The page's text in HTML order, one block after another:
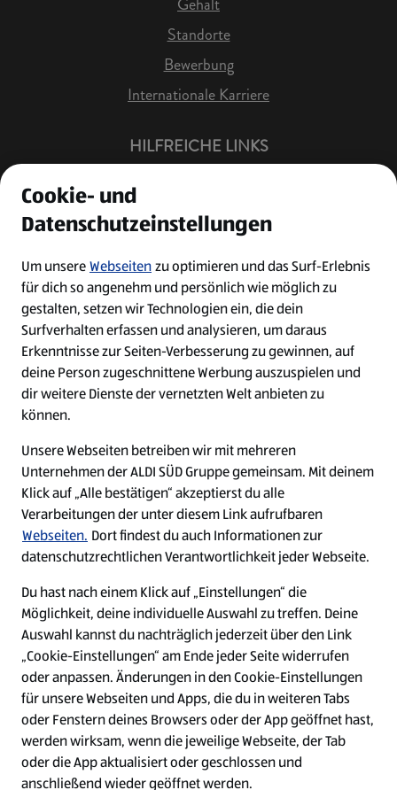
Standorte
Bewerbung
Internationale Karriere
HILFREICHE LINKS
Job Benachrichtigung
Bewerberkonto
Leichte Sprache
Kontakt
W
i
r
d
a
u
f
W
i
r
d
a
u
f
W
i
r
d
a
u
f
W
i
r
d
a
Cookie - Liste
Datenschutz
Cookie- und
Datenschutzeinstellungen
Um unsereWebseitenzu optimieren und das Surf-Erlebnis
für dich so angenehm und persönlich wie möglich zu
gestalten, setzen wir Technologien ein, die dein
Surfverhalten erfassen und analysieren, um daraus
Erkenntnisse zur Seiten-Verbesserung zu gewinnen, auf
deine Person zugeschnittene Werbung auszuspielen und
dir weitere Dienste der vernetzten Welt anbieten zu
können.
Unsere Webseiten betreiben wir mit mehreren
Unternehmen der ALDI SÜD Gruppe gemeinsam. Mit deinem
Klick auf „Alle bestätigen“ akzeptierst du alle
Verarbeitungen der unter diesem Link aufrufbaren
Webseiten. Dort findest du auch Informationen zur
datenschutzrechtlichen Verantwortlichkeit jeder Webseite.
Du hast nach einem Klick auf „Einstellungen“ die
Möglichkeit, deine individuelle Auswahl zu treffen. Deine
Auswahl kannst du nachträglich jederzeit über den Link
„Cookie-Einstellungen“ am Ende jeder Seite widerrufen
oder anpassen. Änderungen in den Cookie-Einstellungen
für unsere Webseiten und Apps, die du in weiteren Tabs
oder Fenstern deines Browsers oder der App geöffnet hast,
werden wirksam, wenn die jeweilige Webseite, der Tab
oder die App aktualisiert oder geschlossen und
anschließend wieder geöffnet werden.